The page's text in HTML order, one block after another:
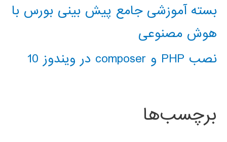
بسته آموزشی جامع پیش بینی بورس با
هوش مصنوعی
نصب PHP و composer در ویندوز 10
برچسب‌ها